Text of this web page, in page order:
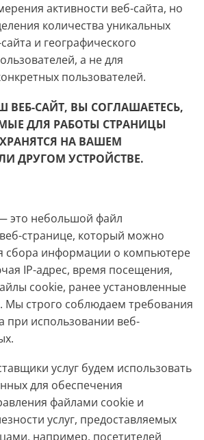
активности веб-сайта, но
количества уникальных
и географического
а не для
пользователей.
ВЕБ-САЙТ, ВЫ СОГЛАШАЕТЕСЬ,
ДЛЯ РАБОТЫ СТРАНИЦЫ
НА ВАШЕМ
ДРУГОМ УСТРОЙСТВЕ.
это небольшой файл
странице, который можно
сбора информации о компьютере
IP-адрес, время посещения,
cookie, ранее установленные
Мы строго соблюдаем требования
при использовании веб-
услуг будем использовать
для обеспечения
файлами cookie и
услуг, предоставляемых
например. посетителей